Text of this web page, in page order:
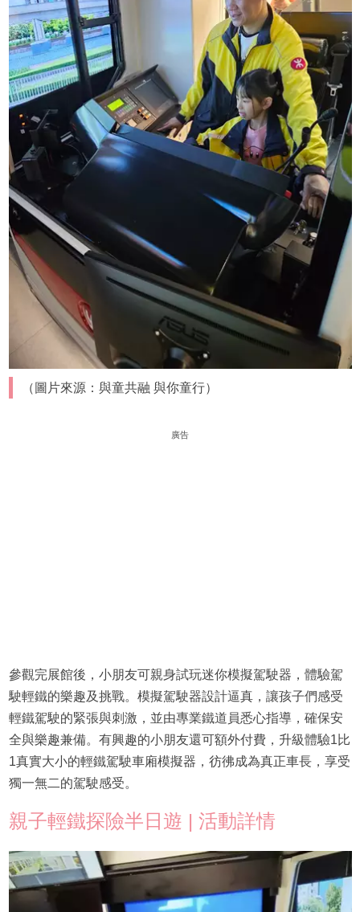
（圖片來源：與童共融 與你童行）
廣告
參觀完展館後，小朋友可親身試玩迷你模擬駕駛器，體驗駕
駛輕鐵的樂趣及挑戰。模擬駕駛器設計逼真，讓孩子們感受
輕鐵駕駛的緊張與刺激，並由專業鐵道員悉心指導，確保安
全與樂趣兼備。有興趣的小朋友還可額外付費，升級體驗1比
1真實大小的輕鐵駕駛車廂模擬器，彷彿成為真正車長，享受
獨一無二的駕駛感受。
親子輕鐵探險半日遊 | 活動詳情